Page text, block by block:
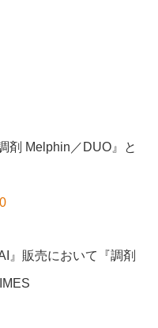
剤 Melphin／DUO』と
』販売において『調剤